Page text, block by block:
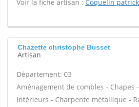
Voir la fiche artisan : Coquelin patrick
Chazette christophe Busset
Artisan
Département: 03
Aménagement de combles - Chapes
intérieurs - Charpente métallique -